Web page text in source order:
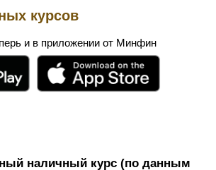
курсов
и в приложении от Минфин
наличный курс (по данным